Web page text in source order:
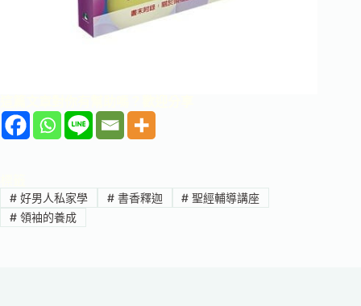
#好男人私家學 #書香釋迦 # 聖經輔導講座
#領袖的養成